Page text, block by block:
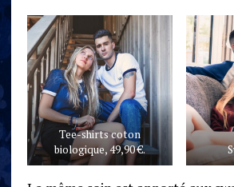
Tee-shirts coton
biologique, 49,90 €.